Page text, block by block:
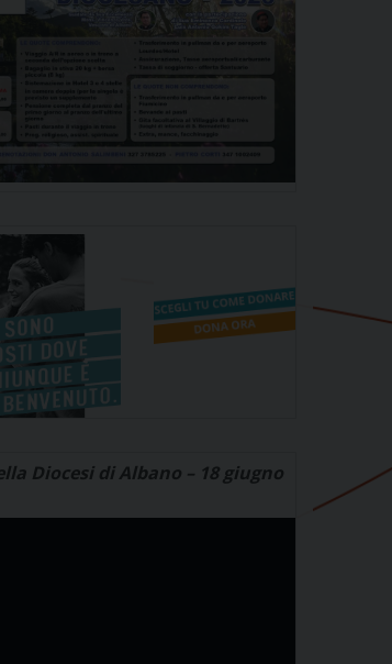
Diocesi di Albano – 18 giugno